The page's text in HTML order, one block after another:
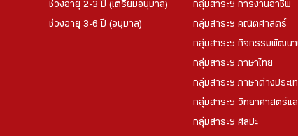
ช่วงอายุ 2-3 ปี (เตรียมอนุบาล)
ช่วงอายุ 3-6 ปี (อนุบาล)
กลุ่มสาระฯ การงานอาชีพ
กลุ่มสาระฯ คณิตศาสตร์
กลุ่มสาระฯ กิจกรรมพัฒนา
กลุ่มสาระฯ ภาษาไทย
กลุ่มสาระฯ ภาษาต่างประเ
กลุ่มสาระฯ วิทยาศาสตร์แล
กลุ่มสาระฯ ศิลปะ